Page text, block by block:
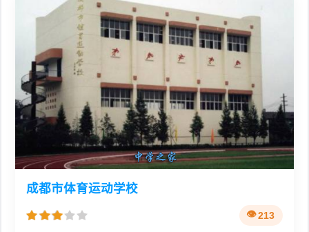
成都市体育运动学校
213